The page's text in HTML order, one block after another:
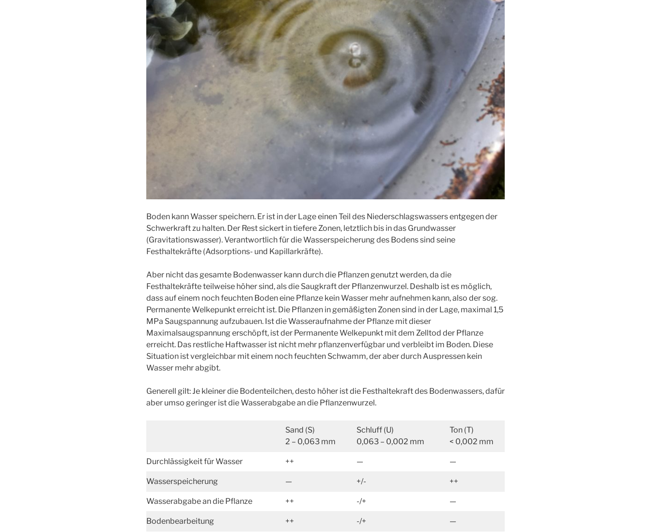
Boden kann Wasser speichern. Er ist in der Lage einen Teil des Niederschlagswassers entgegen der
Schwerkraft zu halten. Der Rest sickert in tiefere Zonen, letztlich bis in das Grundwasser
(Gravitationswasser). Verantwortlich für die Wasserspeicherung des Bodens sind seine
Festhaltekräfte (Adsorptions- und Kapillarkräfte).
Aber nicht das gesamte Bodenwasser kann durch die Pflanzen genutzt werden, da die
Festhaltekräfte teilweise höher sind, als die Saugkraft der Pflanzenwurzel. Deshalb ist es möglich,
dass auf einem noch feuchten Boden eine Pflanze kein Wasser mehr aufnehmen kann, also der sog.
Permanente Welkepunkt erreicht ist. Die Pflanzen in gemäßigten Zonen sind in der Lage, maximal 1,5
MPa Saugspannung aufzubauen. Ist die Wasseraufnahme der Pflanze mit dieser
Maximalsaugspannung erschöpft, ist der Permanente Welkepunkt mit dem Zelltod der Pflanze
erreicht. Das restliche Haftwasser ist nicht mehr pflanzenverfügbar und verbleibt im Boden. Diese
Situation ist vergleichbar mit einem noch feuchten Schwamm, der aber durch Auspressen kein
Wasser mehr abgibt.
Generell gilt: Je kleiner die Bodenteilchen, desto höher ist die Festhaltekraft des Bodenwassers, dafür
aber umso geringer ist die Wasserabgabe an die Pflanzenwurzel.
Sand (S)
2 – 0,063 mm
Schluff (U)
0,063 – 0,002 mm
Ton (T)
< 0,002 mm
Durchlässigkeit für Wasser ++ — —
Wasserspeicherung — +/- ++
Wasserabgabe an die Pflanze ++ -/+ —
Bodenbearbeitung ++ -/+ —